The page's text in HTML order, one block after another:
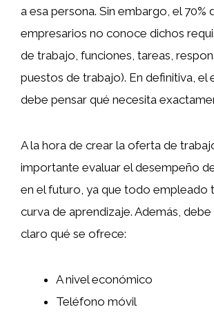
a esa persona. Sin embargo, el 70%
empresarios no conoce dichos
de trabajo, funciones, tareas,
puestos de trabajo). En definitiva, el
debe pensar qué necesita
A la hora de crear la oferta de
importante evaluar el desempeño
en el futuro, ya que todo empleado
curva de aprendizaje. Además,
claro qué se ofrece:
A nivel económico
Teléfono móvil